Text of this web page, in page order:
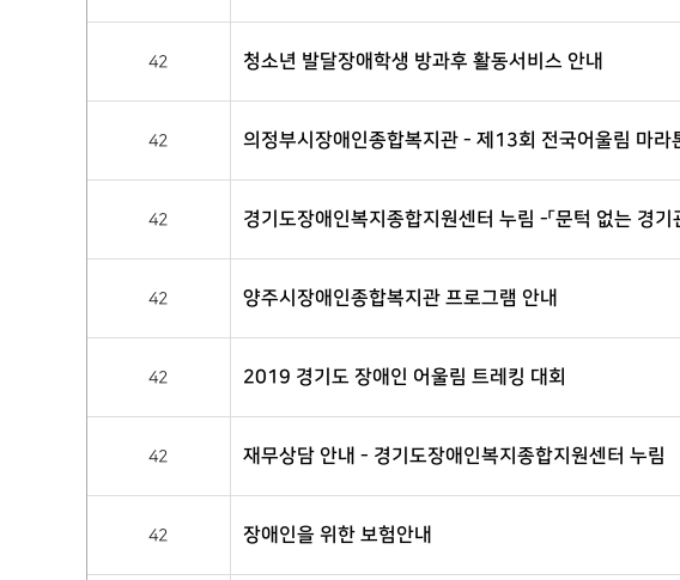
42 청소년 발달장애학생 방과후 활동서비스 안내
42 의정부시장애인종합복지관 - 제13회 전국어울림 마라
42 경기도장애인복지종합지원센터 누림 -「문턱 없는 경기
42 양주시장애인종합복지관 프로그램 안내
42 2019 경기도 장애인 어울림 트레킹 대회
42 재무상담 안내 - 경기도장애인복지종합지원센터 누림
42 장애인을 위한 보험안내